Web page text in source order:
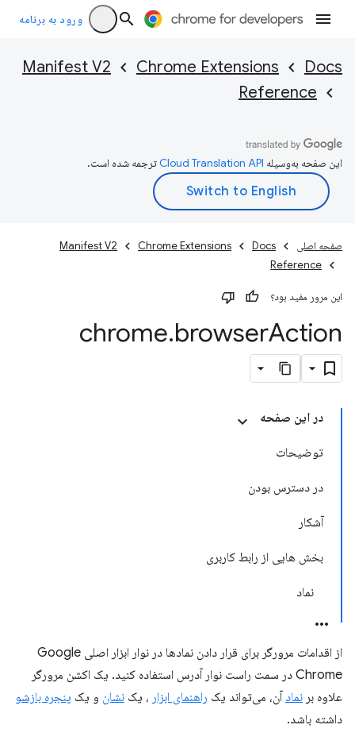
ورود به برنامه
Docs
Chrome Extensions
Manifest V2
Reference
این صفحه به‌وسیله ترجمه شده است.
صفحه اصلی Docs
Chrome Extensions
Manifest V2
Reference
این مرور مفید بود؟
chrome.browserAction
در این صفحه
توضیحات
در دسترس بودن
آشکار
بخش هایی از رابط کاربری
نماد
از اقدامات مرورگر برای قرار دادن نمادها در نوار ابزار اصلی Google
Chrome در سمت راست نوار آدرس استفاده کنید. یک اکشن مرورگر
علاوه بر نماد آن، می‌تواند یک راهنمای ابزار ، یک نشان و یک پنجره بازشو
داشته باشد.